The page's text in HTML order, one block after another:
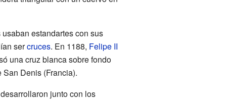
estandartes con sus
sercruces. En 1188, Felipe II
una cruz blanca sobre fondo
Denis (Francia).
junto con los